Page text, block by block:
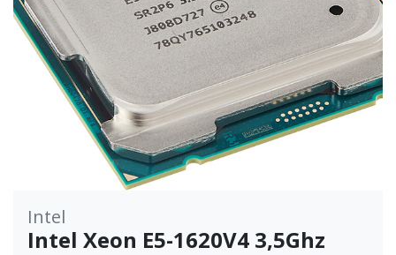
Intel
Intel Xeon E5-1620V4 3,5Ghz